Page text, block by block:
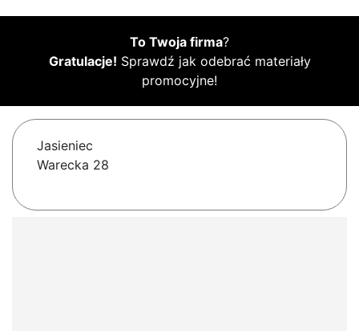
To Twoja firma?
Gratulacje! Sprawdź jak odebrać materiały
promocyjne!
Jasieniec
Warecka 28